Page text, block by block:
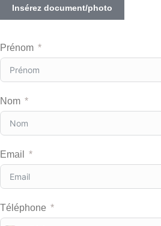
Insérez document/photo
Prénom
Nom
Email
Téléphone